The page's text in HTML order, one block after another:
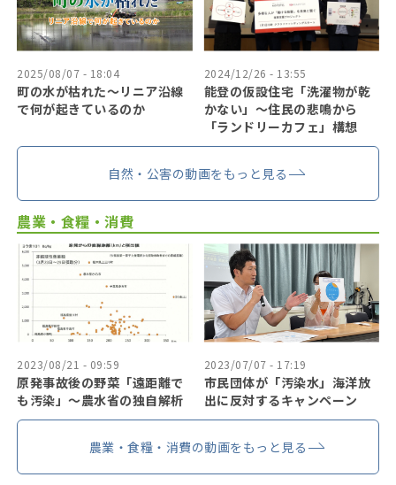
2025/08/07 - 18:04
町の水が枯れた～リニア沿線
で何が起きているのか
2024/12/26 - 13:55
能登の仮設住宅「洗濯物が乾
かない」〜住民の悲鳴から
「ランドリーカフェ」構想
自然・公害の動画をもっと見る
農業・食糧・消費
2023/08/21 - 09:59
原発事故後の野菜「遠距離で
も汚染」〜農水省の独自解析
2023/07/07 - 17:19
市民団体が「汚染水」海洋放
出に反対するキャンペーン
農業・食糧・消費の動画をもっと見る